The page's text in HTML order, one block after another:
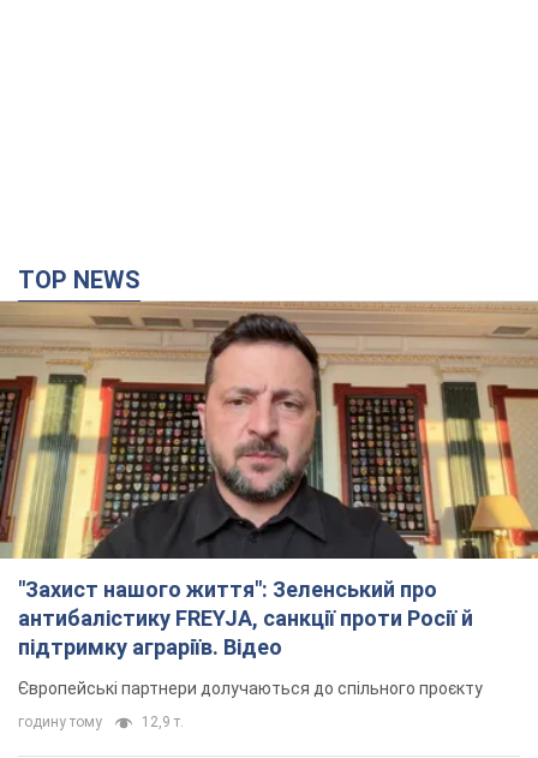
TOP NEWS
"Захист нашого життя": Зеленський про
антибалістику FREYJA, санкції проти Росії й
підтримку аграріїв. Відео
Європейські партнери долучаються до спільного проєкту
годину тому 12,9 т.